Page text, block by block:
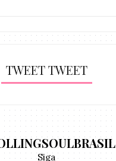
TWEET TWEET
Siga